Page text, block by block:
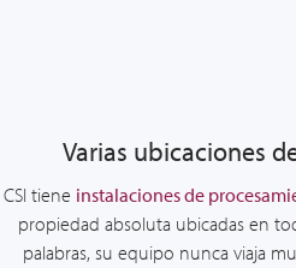
Varias ubicaciones
CSI tiene instalaciones de
propiedad absoluta ubicadas en
palabras, su equipo nunca viaja